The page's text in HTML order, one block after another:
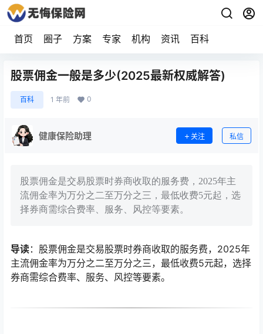
首页 圈子 方案 专家 机构 资讯 百科
股票佣金一般是多少(2025最新权威解答)
百科 1 年前 0
健康保险助理 关注 私信
股票佣金是交易股票时券商收取的服务费，2025年主
流佣金率为万分之二至万分之三，最低收费5元起，选
择券商需综合费率、服务、风控等要素。
导读：股票佣金是交易股票时券商收取的服务费，2025年
主流佣金率为万分之二至万分之三，最低收费5元起，选择
券商需综合费率、服务、风控等要素。